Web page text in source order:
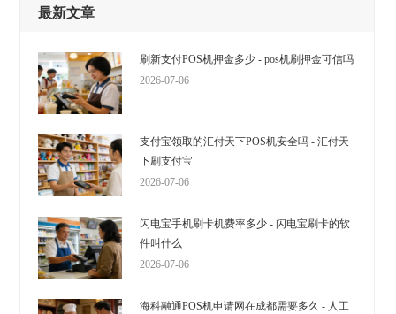
最新文章
刷新支付POS机押金多少 - pos机刷押金可信吗
2026-07-06
支付宝领取的汇付天下POS机安全吗 - 汇付天
下刷支付宝
2026-07-06
闪电宝手机刷卡机费率多少 - 闪电宝刷卡的软
件叫什么
2026-07-06
海科融通POS机申请网在成都需要多久 - 人工